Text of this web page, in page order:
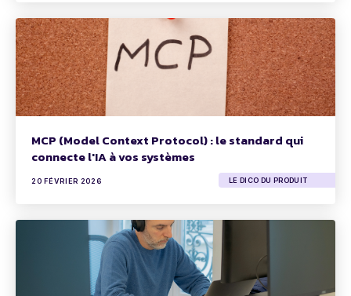
MCP (Model Context Protocol) : le standard qui
connecte l'IA à vos systèmes
20 FÉVRIER 2026 LE DICO DU PRODUIT